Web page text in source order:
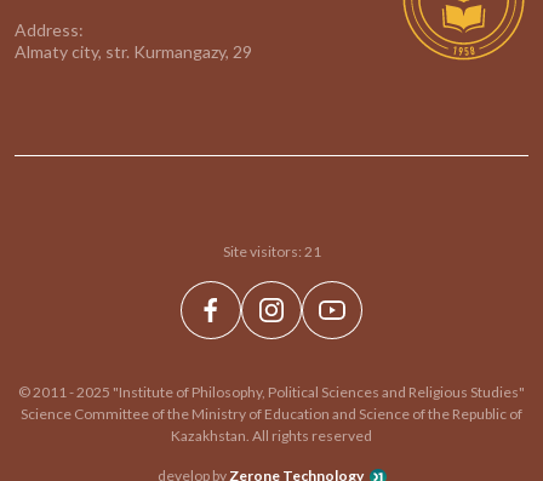
Address:
Almaty city, str. Kurmangazy, 29
Site visitors: 21
© 2011 - 2025 "Institute of Philosophy, Political Sciences and Religious Studies"
Science Committee of the Ministry of Education and Science of the Republic of
Kazakhstan. All rights reserved
develop byZerone Technology